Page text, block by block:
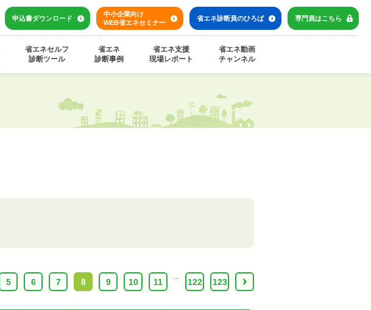
申込書ダウンロード
中小企業向け
WEB省エネセミナー
省エネ診断員のひろば 専門員はこちら
省エネセルフ
診断ツール
省エネ
診断事例
省エネ支援
現場レポート
省エネ動画
チャンネル
5 6 7 8 9 10 11 122 123 ›